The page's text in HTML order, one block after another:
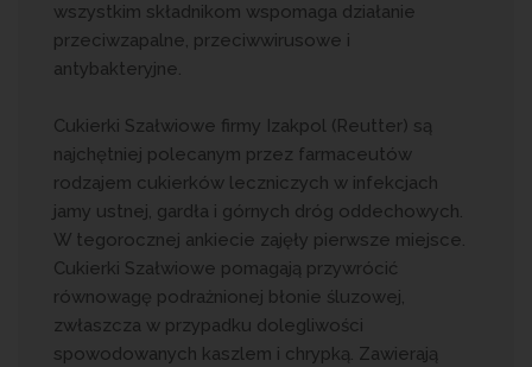
wszystkim składnikom wspomaga działanie
przeciwzapalne, przeciwwirusowe i
antybakteryjne.
Cukierki Szałwiowe firmy Izakpol (Reutter) są
najchętniej polecanym przez farmaceutów
rodzajem cukierków leczniczych w infekcjach
jamy ustnej, gardła i górnych dróg oddechowych.
W tegorocznej ankiecie zajęły pierwsze miejsce.
Cukierki Szałwiowe pomagają przywrócić
równowagę podrażnionej błonie śluzowej,
zwłaszcza w przypadku dolegliwości
spowodowanych kaszlem i chrypką. Zawierają